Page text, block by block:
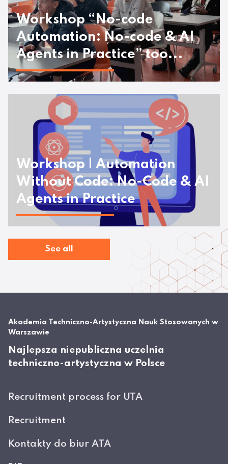
Workshop “No-code
Automation: No-code & AI
Agents in Practice” too...
Workshop | Automation
Without Code: No-Code & AI
Agents in Practice
See all
Akademia Techniczno-Artystyczna Nauk Stosowanych w
Warszawie
Najlepsza niepubliczna uczelnia
techniczno-artystyczna w Polsce
Recruitment process for UTA
Recruitment
Kontakty do biur ATA